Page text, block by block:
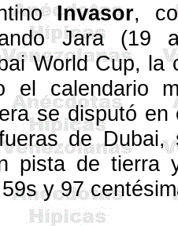
Invasor,
Jara (19
World Cup, la
el calendario
se disputó
de Dubai,
pista de tierra
y 97